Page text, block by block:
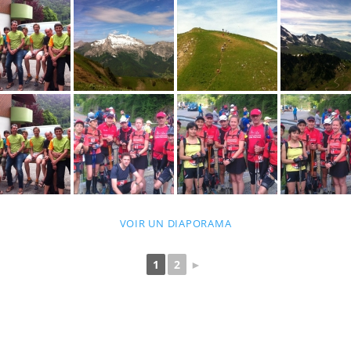
VOIR UN DIAPORAMA
1 2 ►